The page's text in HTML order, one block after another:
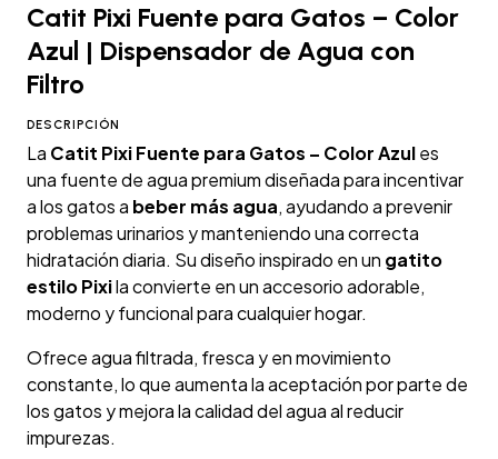
Catit Pixi Fuente para Gatos – Color
Azul | Dispensador de Agua con
Filtro
DESCRIPCIÓN
La Catit Pixi Fuente para Gatos – Color Azules
una fuente de agua premium diseñada para incentivar
a los gatos a beber más agua, ayudando a prevenir
problemas urinarios y manteniendo una correcta
hidratación diaria. Su diseño inspirado en un gatito
estilo Pixila convierte en un accesorio adorable,
moderno y funcional para cualquier hogar.
Ofrece agua filtrada, fresca y en movimiento
constante, lo que aumenta la aceptación por parte de
los gatos y mejora la calidad del agua al reducir
impurezas.